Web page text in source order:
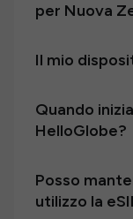
per Nuova
Il mio
Quando
HelloGlobe?
Posso
utilizzo la